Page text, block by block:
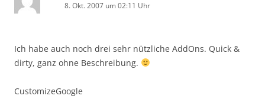
8. Okt. 2007 um 02:11 Uhr
Ich habe auch noch drei sehr nützliche AddOns. Quick &
dirty, ganz ohne Beschreibung.
CustomizeGoogle